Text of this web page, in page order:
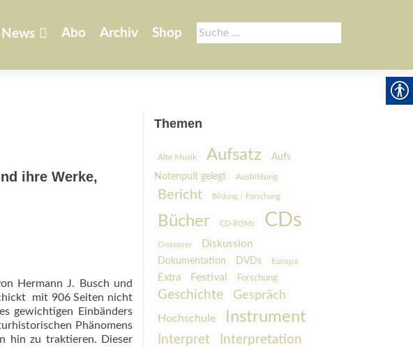
Suche
nach:
springen
News Abo Archiv Shop
ihre Werke,
Hermann J. Busch und
 mit 906 Seiten nicht
gewichtigen Einbänders
Phänomens
hin zu traktieren. Dieser
Themen
Alte Musik Aufsatz
Aufs
Notenpult gelegt
Ausbildung
Bericht Bildung / Forschung
Bücher CD-ROMs CDs
Crossover Diskussion
Dokumentation DVDs Europa
Extra Festival Forschung
Geschichte Gespräch
Hochschule Instrument
Interpret
Interpretation